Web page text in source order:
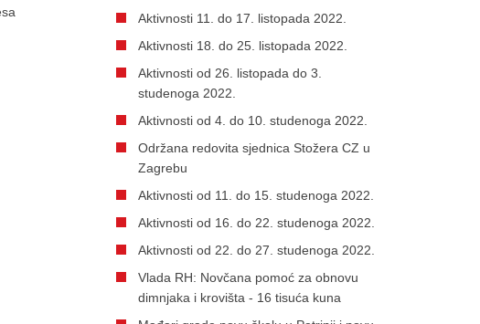
Aktivnosti 11. do 17. listopada 2022.
Aktivnosti 18. do 25. listopada 2022.
Aktivnosti od 26. listopada do 3.
studenoga 2022.
Aktivnosti od 4. do 10. studenoga 2022.
Održana redovita sjednica Stožera CZ u
Zagrebu
Aktivnosti od 11. do 15. studenoga 2022.
Aktivnosti od 16. do 22. studenoga 2022.
Aktivnosti od 22. do 27. studenoga 2022.
Vlada RH: Novčana pomoć za obnovu
dimnjaka i krovišta - 16 tisuća kuna